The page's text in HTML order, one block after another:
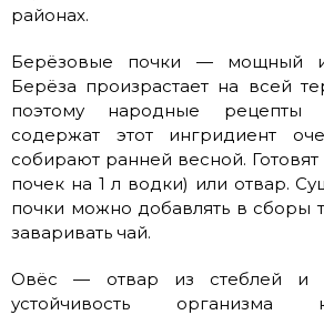
районах.
Берёзовые почки — мощный
Берёза произрастает на всей
поэтому народные рецепты
содержат этот ингридиент
собирают ранней весной. Готовят
почек на 1 л водки) или отвар.
почки можно добавлять в сборы
заваривать чай.
Овёс — отвар из стеблей и
устойчивость организма